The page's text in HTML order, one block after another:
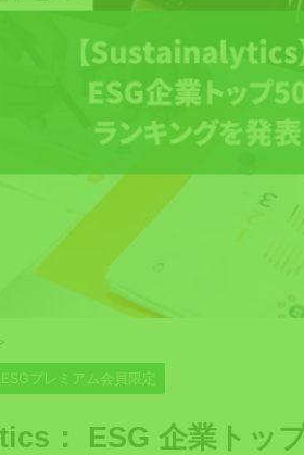
>
プレミアム会員限定
： ESG 企業トッ